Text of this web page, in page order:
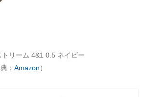
リーム 4&1 0.5 ネイビー
： Amazon）